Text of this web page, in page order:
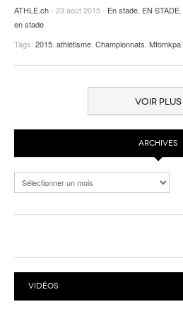
ATHLE.ch- 23 août 2015 - En stade EN STADE
en stade
Tags: 2015 athlétisme Championnats Mfomkpa
VOIR PLUS
ARCHIVES
Archives
VIDÉOS